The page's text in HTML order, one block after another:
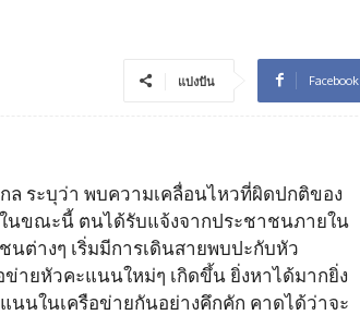
แบ่งปัน Facebook
ล ระบุว่า พบความเคลื่อนไหวที่ผิดปกติของ
นขณะนี้ ตนได้รับแจ้งจากประชาชนภายใน
ต่างๆ เริ่มมีการเดินสายพบปะกับหัว
ายหัวคะแนนใหม่ๆ เกิดขึ้น ยิ่งหาได้มากยิ่ง
นนในเครือข่ายกันอย่างคึกคัก คาดได้ว่าจะ